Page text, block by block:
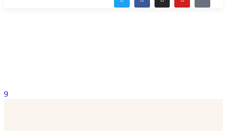
9